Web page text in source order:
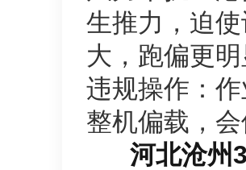
生推力，迫
大，跑偏更
违规操作：
整机偏载，
河北沧州